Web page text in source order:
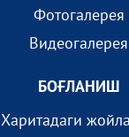
Фотогалерея
Видеогалерея
БОҒЛАНИШ
Харитадаги